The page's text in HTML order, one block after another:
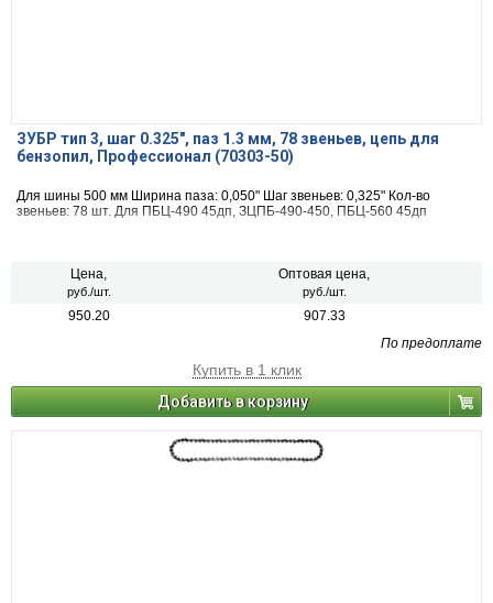
ЗУБР тип 3, шаг 0.325″, паз 1.3 мм, 78 звеньев, цепь для
бензопил, Профессионал (70303-50)
Для шины 500 мм Ширина паза: 0,050" Шаг звеньев: 0,325" Кол-во
звеньев: 78 шт. Для ПБЦ-490 45дп, ЗЦПБ-490-450, ПБЦ-560 45дп
Цена,
руб./шт.
Оптовая цена,
руб./шт.
950.20
907.33
По предоплате
Купить в 1 клик
Добавить в корзину